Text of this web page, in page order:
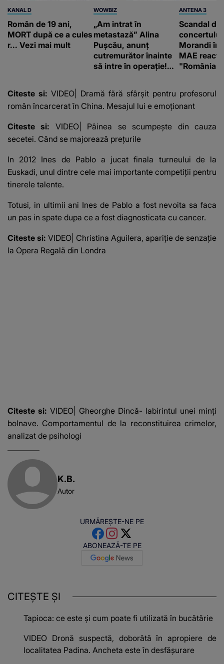
KANAL D
Român de 19 ani,
MORT după ce a cules
r... Vezi mai mult
WOWBIZ
„Am intrat în
metastază” Alina
Pușcău, anunț
cutremurător înainte
să intre în operație!
fanilor
ANTENA 3
Scandal
Morandi în
MAE
"România
Citeste si: VIDEO| Dramă fără sfârșit pentru profesorul
român încarcerat în China. Mesajul lui e emoționant
Citeste si: VIDEO| Pâinea se scumpește din cauza
secetei. Când se majorează prețurile
In 2012 Ines de Pablo a jucat finala turneului de la
Euskadi, unul dintre cele mai importante competiții pentru
tinerele talente.
Totusi, in ultimii ani Ines de Pablo a fost nevoita sa faca
un pas in spate dupa ce a fost diagnosticata cu cancer.
Citeste si: VIDEO| Christina Aguilera, apariție de senzație
la Opera Regală din Londra
Citeste si: VIDEO| Gheorghe Dincă- labirintul unei minți
bolnave. Comportamentul de la reconstituirea crimelor,
analizat de psihologi
K.B.
Autor
URMĂREȘTE-NE PE
ABONEAZĂ-TE PE
CITEȘTE ȘI
Tapioca: ce este și cum poate fi utilizată în bucătărie
VIDEO Dronă suspectă, doborâtă în apropiere de
localitatea Padina. Ancheta este în desfășurare